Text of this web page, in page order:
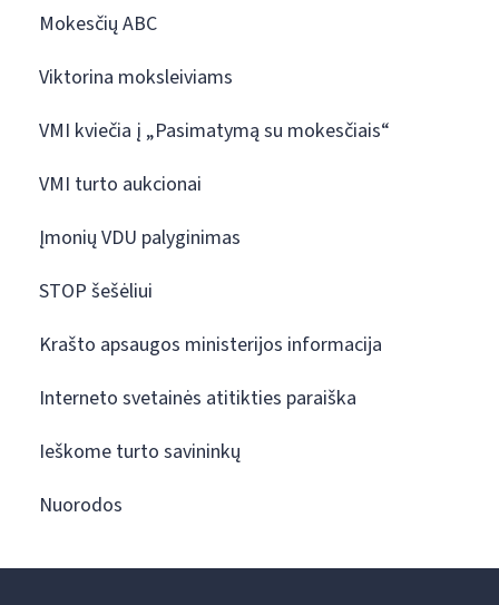
Mokesčių ABC
Viktorina moksleiviams
VMI kviečia į „Pasimatymą su mokesčiais“
VMI turto aukcionai
Įmonių VDU palyginimas
STOP šešėliui
Krašto apsaugos ministerijos informacija
Interneto svetainės atitikties paraiška
Ieškome turto savininkų
Nuorodos